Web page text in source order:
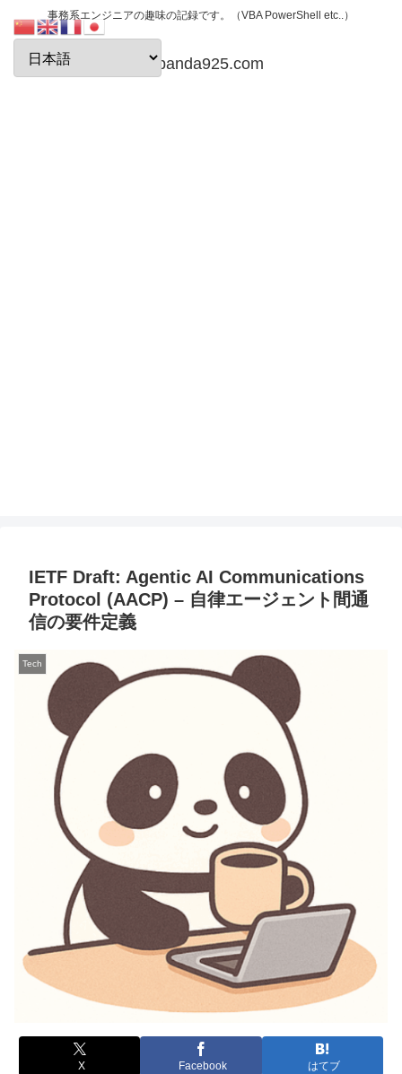
事務系エンジニアの趣味の記録です。（VBA PowerShell etc..）
papanda925.com
IETF Draft: Agentic AI Communications
Protocol (AACP) – 自律エージェント間通
信の要件定義
Tech
X Facebook はてブ